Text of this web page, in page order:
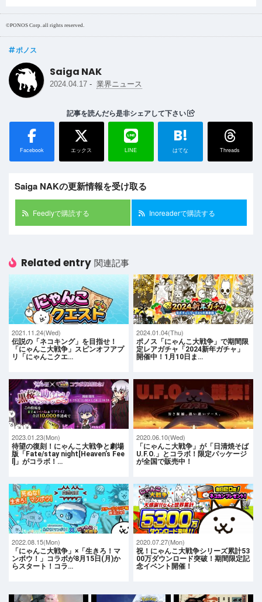
©PONOS Corp. all rights reserved.
ポノス
Saiga NAK
2024.04.17 - 業界ニュース
記事を読んだら是非シェアして下さい
Facebook エックス LINE
B!
はてな Threads
Saiga NAKの更新情報を受け取る
Feedlyで購読する Inoreaderで購読する
Related entry 関連記事
2021.11.24(Wed)
伝説の「ネコキング」を目指せ！
「にゃんこ大戦争」スピンオフアプ
リ「にゃんこクエ…
2024.01.04(Thu)
ポノス「にゃんこ大戦争」で期間限
定レアガチャ「2024新年ガチャ」
開催中！1月10日ま…
2023.01.23(Mon)
待望の復刻！にゃんこ大戦争と劇場
版「Fate/stay night[Heaven’s Fee
l]」がコラボ！…
2020.06.10(Wed)
「にゃんこ大戦争」が「日清焼そば
U.F.O.」とコラボ！限定パッケージ
が全国で販売中！
2022.08.15(Mon)
「にゃんこ大戦争」×「生きろ！マ
ンボウ！」コラボが8月15日(月)か
らスタート！コラ…
2020.07.27(Mon)
祝！にゃんこ大戦争シリーズ累計53
00万ダウンロード突破！期間限定記
念イベント開催！